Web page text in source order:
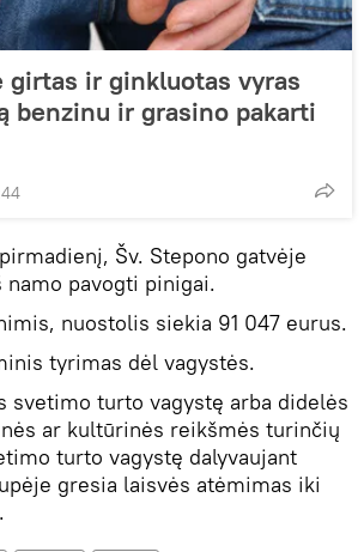
girtas ir ginkluotas vyras
benzinu ir grasino pakarti
Šv. Stepono gatvėje
namo pavogti pinigai.
nuostolis siekia 91 047 eurus.
tyrimas dėl vagystės.
svetimo turto vagystę arba didelės
ar kultūrinės reikšmės turinčių
turto vagystę dalyvaujant
gresia laisvės atėmimas iki